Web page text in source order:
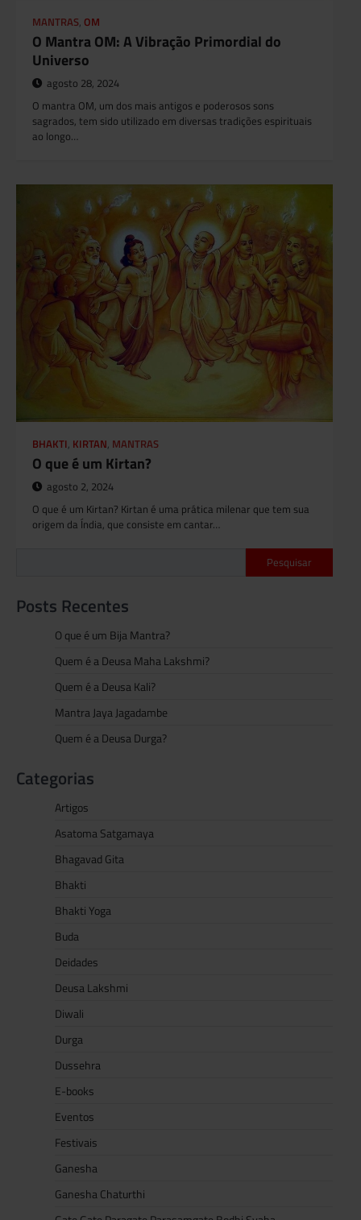
MANTRAS, OM
O Mantra OM: A Vibração Primordial do
Universo
agosto 28, 2024
O mantra OM, um dos mais antigos e poderosos sons
sagrados, tem sido utilizado em diversas tradições espirituais
ao longo…
BHAKTI, KIRTAN, MANTRAS
O que é um Kirtan?
agosto 2, 2024
O que é um Kirtan? Kirtan é uma prática milenar que tem sua
origem da Índia, que consiste em cantar…
Pesquisar
Posts Recentes
O que é um Bija Mantra?
Quem é a Deusa Maha Lakshmi?
Quem é a Deusa Kali?
Mantra Jaya Jagadambe
Quem é a Deusa Durga?
Categorias
Artigos
Asatoma Satgamaya
Bhagavad Gita
Bhakti
Bhakti Yoga
Buda
Deidades
Deusa Lakshmi
Diwali
Durga
Dussehra
E-books
Eventos
Festivais
Ganesha
Ganesha Chaturthi